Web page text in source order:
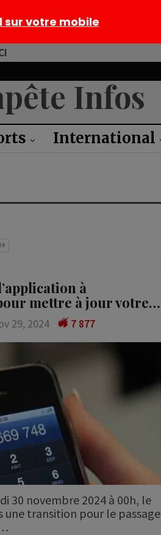
International
à
mettre à jour votre…
29, 2024
7 877
30 novembre 2024 à 00h, le
une transition pour le passage
sur votre mobile